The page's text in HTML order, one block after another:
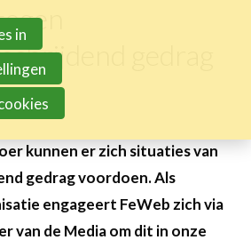
gedrag
kunnen er zich situaties van
gedrag voordoen. Als
engageert FeWeb zich via
van de Media om dit in onze
Jobs in de sector
Activiteiten
Cases
Expertise
Toolbox
in